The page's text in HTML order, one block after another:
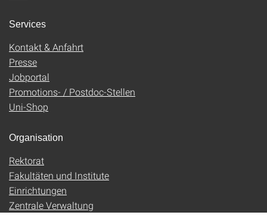
Services
Kontakt & Anfahrt
Presse
Jobportal
Promotions- / Postdoc-Stellen
Uni-Shop
Organisation
Rektorat
Fakultäten und Institute
Einrichtungen
Zentrale Verwaltung